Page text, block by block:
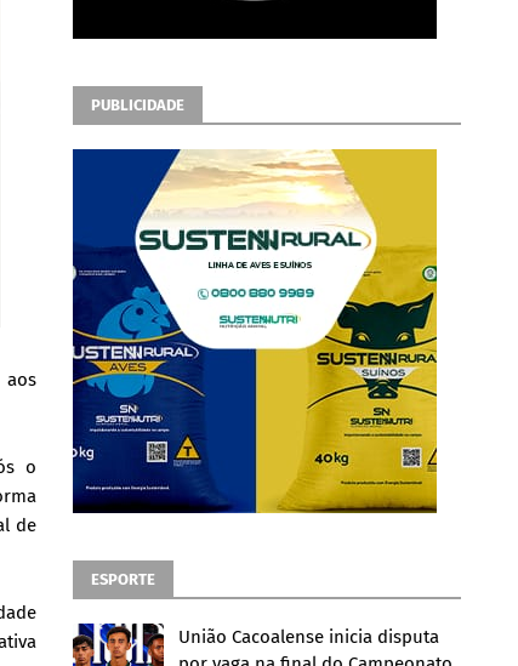
o
de
PUBLICIDADE
ESPORTE
União Cacoalense inicia disputa